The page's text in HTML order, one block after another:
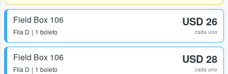
Field Box 106
Fila D 1 boleto
USD 26
cada uno
Field Box 106
Fila D 1 boleto
USD 28
cada uno